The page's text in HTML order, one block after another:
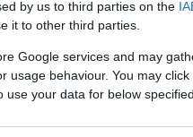
by us to third parties on the
it to other third parties.
Google services and may
usage behaviour. You may
your data for below
» A
» De
» A
» El
ERMINAVET